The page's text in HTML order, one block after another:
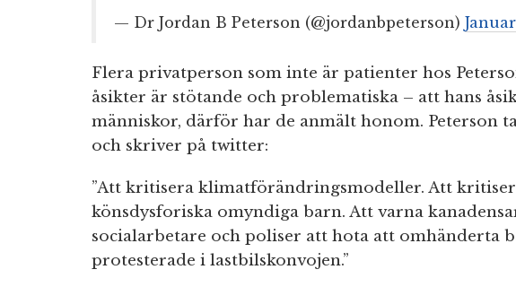
— Dr Jordan B Peterson (@jordanbpeterson)
Flera privatperson som inte är patienter hos
åsikter är stötande och problematiska – att hans
människor, därför har de anmält honom. Peterson
och skriver på twitter:
”Att kritisera klimatförändringsmodeller. Att
könsdysforiska omyndiga barn. Att varna
socialarbetare och poliser att hota att omhänderta
protesterade i lastbilskonvojen.”